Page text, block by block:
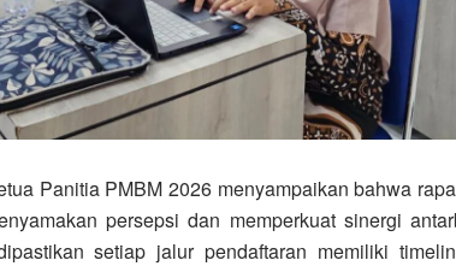
Panitia PMBM 2026 menyampaikan bahwa
persepsi dan memperkuat sinergi
setiap jalur pendaftaran memiliki